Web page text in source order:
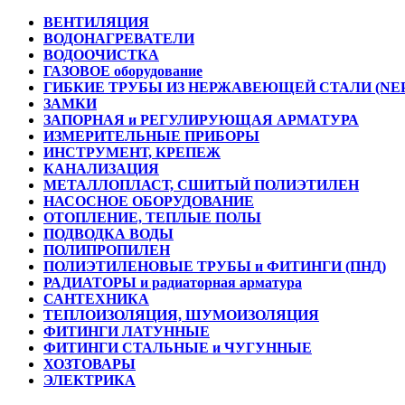
ВЕНТИЛЯЦИЯ
ВОДОНАГРЕВАТЕЛИ
ВОДООЧИСТКА
ГАЗОВОЕ оборудование
ГИБКИЕ ТРУБЫ ИЗ НЕРЖАВЕЮЩЕЙ СТАЛИ
ЗАМКИ
ЗАПОРНАЯ и РЕГУЛИРУЮЩАЯ АРМАТУРА
ИЗМЕРИТЕЛЬНЫЕ ПРИБОРЫ
ИНСТРУМЕНТ, КРЕПЕЖ
КАНАЛИЗАЦИЯ
МЕТАЛЛОПЛАСТ, СШИТЫЙ ПОЛИЭТИЛЕН
НАСОСНОЕ ОБОРУДОВАНИЕ
ОТОПЛЕНИЕ, ТЕПЛЫЕ ПОЛЫ
ПОДВОДКА ВОДЫ
ПОЛИПРОПИЛЕН
ПОЛИЭТИЛЕНОВЫЕ ТРУБЫ и ФИТИНГИ (ПНД)
РАДИАТОРЫ и радиаторная арматура
САНТЕХНИКА
ТЕПЛОИЗОЛЯЦИЯ, ШУМОИЗОЛЯЦИЯ
ФИТИНГИ ЛАТУННЫЕ
ФИТИНГИ СТАЛЬНЫЕ и ЧУГУННЫЕ
ХОЗТОВАРЫ
ЭЛЕКТРИКА